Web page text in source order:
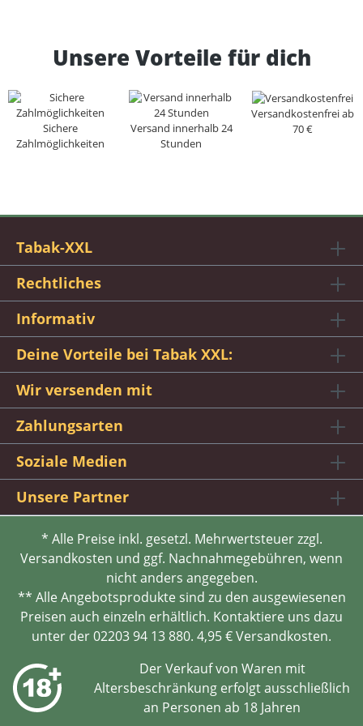
Unsere Vorteile für dich
Sichere
Zahlmöglichkeiten
Versand innerhalb 24
Stunden
Versandkostenfrei ab
70 €
Tabak-XXL
Rechtliches
Informativ
Deine Vorteile bei Tabak XXL:
Wir versenden mit
Zahlungsarten
Soziale Medien
Unsere Partner
* Alle Preise inkl. gesetzl. Mehrwertsteuer zzgl.
Versandkosten und ggf. Nachnahmegebühren, wenn
nicht anders angegeben.
** Alle Angebotsprodukte sind zu den ausgewiesenen
Preisen auch einzeln erhältlich. Kontaktiere uns dazu
unter der 02203 94 13 880. 4,95 € Versandkosten.
Der Verkauf von Waren mit
Altersbeschränkung erfolgt ausschließlich
an Personen ab 18 Jahren